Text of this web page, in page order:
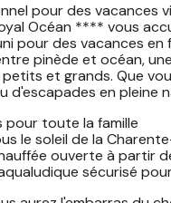
pour des vacances
Océan **** vous
pour des vacances en
pinède et océan,
et grands. Que
d'escapades en pleine
pour toute la famille
le soleil de la
ouverte à partir
sécurisé